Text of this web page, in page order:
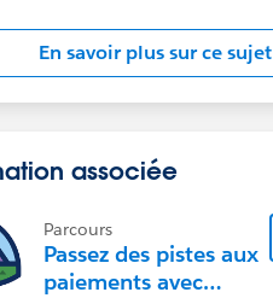
En savoir plus sur ce sujet
associée
Parcours
Passez des pistes aux
paiements avec